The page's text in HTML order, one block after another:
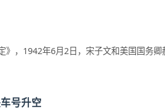
》，1942年6月2日，宋子文和美国国务
号升空